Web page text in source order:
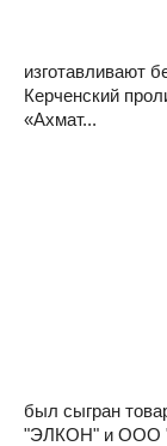
изготавливают
Керченский
«Ахмат...
был сыгран
"ЭЛКОН" и ООО